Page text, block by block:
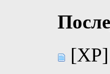
[XP]